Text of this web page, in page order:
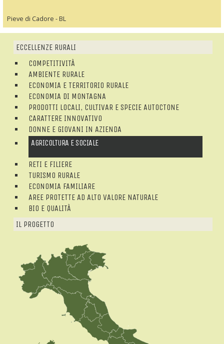
Pieve di Cadore - BL
ECCELLENZE RURALI
COMPETITIVITÀ
AMBIENTE RURALE
ECONOMIA E TERRITORIO RURALE
ECONOMIA DI MONTAGNA
PRODOTTI LOCALI, CULTIVAR E SPECIE AUTOCTONE
CARATTERE INNOVATIVO
DONNE E GIOVANI IN AZIENDA
AGRICOLTURA E SOCIALE
RETI E FILIERE
TURISMO RURALE
ECONOMIA FAMILIARE
AREE PROTETTE AD ALTO VALORE NATURALE
BIO E QUALITÀ
IL PROGETTO